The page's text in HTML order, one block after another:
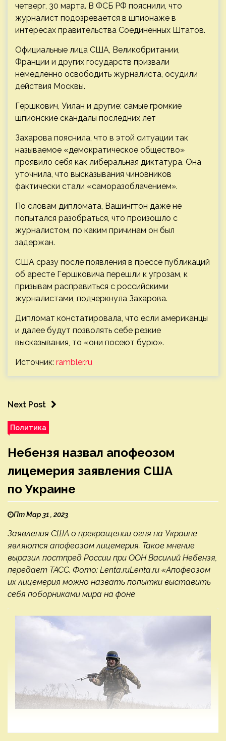
четверг, 30 марта. В ФСБ РФ пояснили, что
журналист подозревается в шпионаже в
интересах правительства Соединенных Штатов.
Официальные лица США, Великобритании,
Франции и других государств призвали
немедленно освободить журналиста, осудили
действия Москвы.
Гершкович, Уилан и другие: самые громкие
шпионские скандалы последних лет
Захарова пояснила, что в этой ситуации так
называемое «демократическое общество»
проявило себя как либеральная диктатура. Она
уточнила, что высказывания чиновников
фактически стали «саморазоблачением».
По словам дипломата, Вашингтон даже не
попытался разобраться, что произошло с
журналистом, по каким причинам он был
задержан.
США сразу после появления в прессе публикаций
об аресте Гершковича перешли к угрозам, к
призывам расправиться с российскими
журналистами, подчеркнула Захарова.
Дипломат констатировала, что если американцы
и далее будут позволять себе резкие
высказывания, то «они посеют бурю».
Источник: rambler.ru
Next Post
Политика
Небензя назвал апофеозом
лицемерия заявления США
по Украине
Пт Мар 31 , 2023
Заявления США о прекращении огня на Украине
являются апофеозом лицемерия. Такое мнение
выразил постпред России при ООН Василий Небензя,
передает ТАСС. Фото: Lenta.ruLenta.ru «Апофеозом
их лицемерия можно назвать попытки выставить
себя поборниками мира на фоне